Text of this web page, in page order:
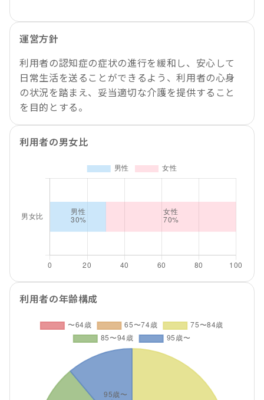
運営方針
利用者の認知症の症状の進行を緩和し、安心して
日常生活を送ることができるよう、利用者の心身
の状況を踏まえ、妥当適切な介護を提供すること
を目的とする。
利用者の男女比
利用者の年齢構成